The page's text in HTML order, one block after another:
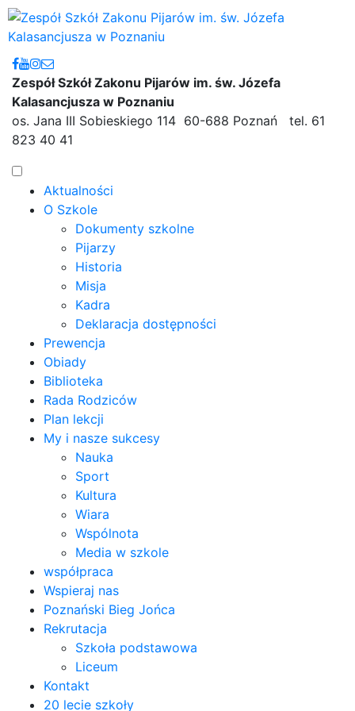
Zespół Szkół Zakonu Pijarów im. św. Józefa
Kalasancjusza w Poznaniu
os. Jana III Sobieskiego 114 60-688 Poznań tel. 61
823 40 41
Aktualności
O Szkole
Dokumenty szkolne
Pijarzy
Historia
Misja
Kadra
Deklaracja dostępności
Prewencja
Obiady
Biblioteka
Rada Rodziców
Plan lekcji
My i nasze sukcesy
Nauka
Sport
Kultura
Wiara
Wspólnota
Media w szkole
współpraca
Wspieraj nas
Poznański Bieg Jońca
Rekrutacja
Szkoła podstawowa
Liceum
Kontakt
20 lecie szkoły